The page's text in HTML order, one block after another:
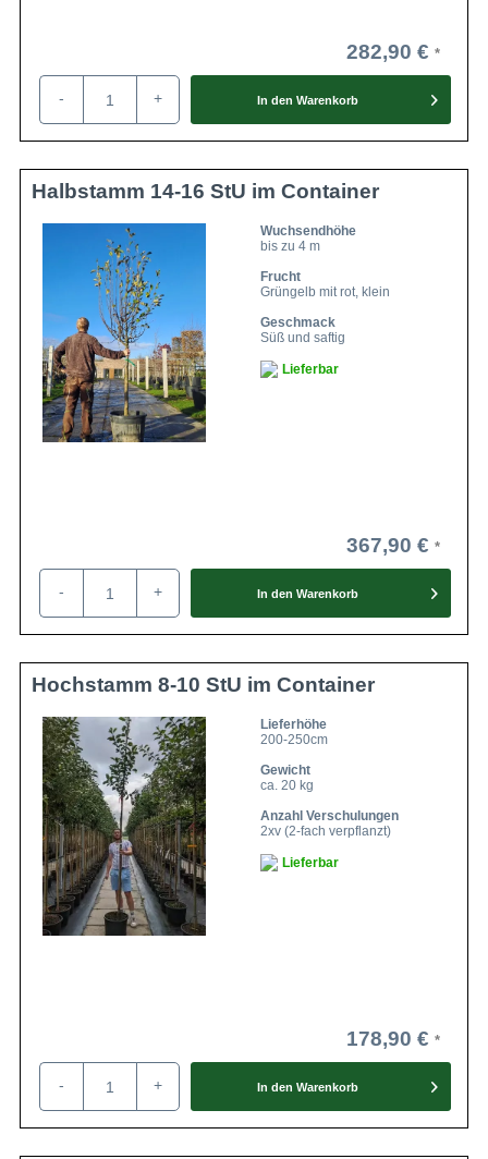
282,90 €
- + In den Warenkorb
Halbstamm 14-16 StU im Container
Wuchsendhöhe
bis zu 4 m
Frucht
Grüngelb mit rot, klein
Geschmack
Süß und saftig
Lieferbar
367,90 €
- + In den Warenkorb
Hochstamm 8-10 StU im Container
Lieferhöhe
200-250cm
Gewicht
ca. 20 kg
Anzahl Verschulungen
2xv (2-fach verpflanzt)
Lieferbar
178,90 €
- + In den Warenkorb